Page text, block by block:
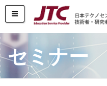
セミナー